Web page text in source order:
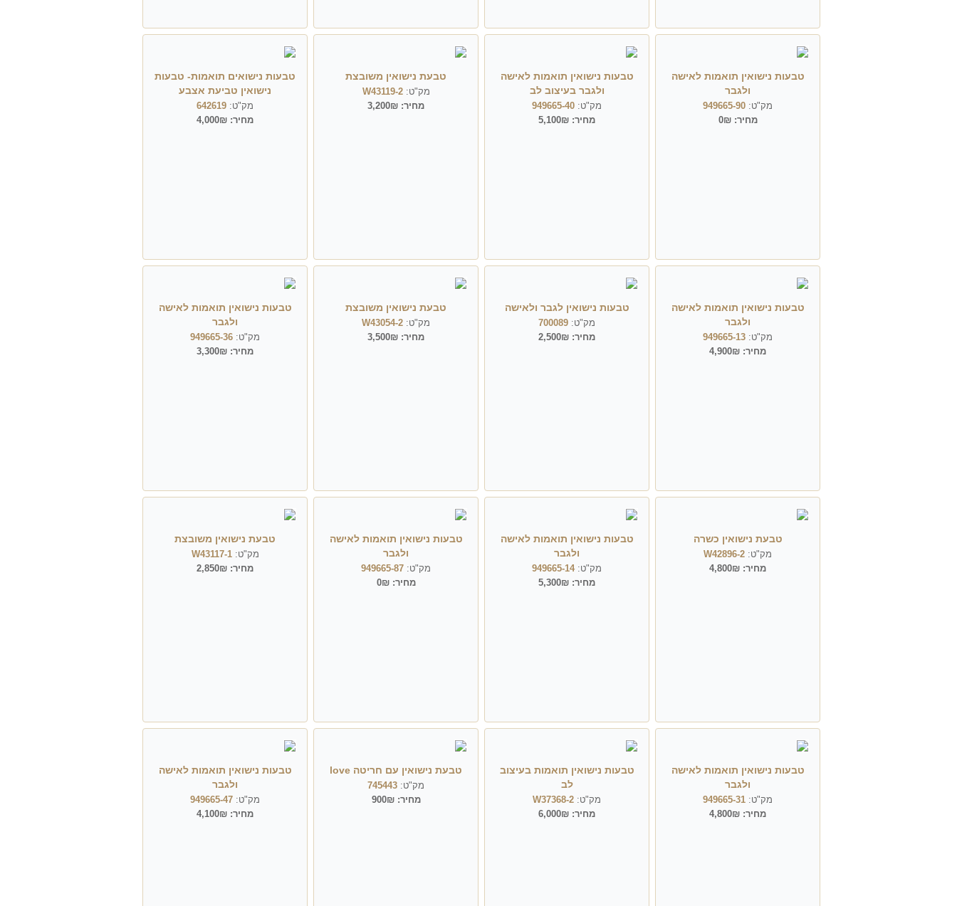
טבעות נישואין תואמות לאישה
ולגבר
מק"ט: 949665-90
מחיר:0₪
טבעות נישואין תואמות לאישה
ולגבר בעיצוב לב
מק"ט: 949665-40
מחיר: 5,100₪
טבעת נישואין משובצת
מק"ט:W43119-2
מחיר: 3,200₪
טבעות נישואים תואמות- טבעות
נישואין טביעת אצבע
מק"ט: 642619
מחיר: 4,000₪
טבעות נישואין תואמות לאישה
ולגבר
מק"ט: 949665-13
מחיר: 4,900₪
טבעות נישואין לגבר ולאישה
מק"ט: 700089
מחיר: 2,500₪
טבעת נישואין משובצת
מק"ט: W43054-2
מחיר: 3,500₪
טבעות נישואין תואמות לאישה
ולגבר
מק"ט: 949665-36
מחיר: 3,300₪
טבעת נישואין כשרה
מק"ט: W42896-2
מחיר: 4,800₪
טבעות נישואין תואמות לאישה
ולגבר
מק"ט:949665-14
מחיר: 5,300₪
טבעות נישואין תואמות לאישה
ולגבר
מק"ט: 949665-87
מחיר:0₪
טבעת נישואין משובצת
מק"ט:W43117-1
מחיר: 2,850₪
טבעות נישואין תואמות לאישה
ולגבר
מק"ט: 949665-31
מחיר: 4,800₪
טבעות נישואין תואמות בעיצוב
לב
מק"ט: W37368-2
מחיר: 6,000₪
טבעת נישואין עם חריטה love
מק"ט: 745443
מחיר:900₪
טבעות נישואין תואמות לאישה
ולגבר
מק"ט: 949665-47
מחיר: 4,100₪